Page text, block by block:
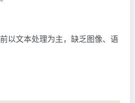
以文本处理为主，缺乏图像、语